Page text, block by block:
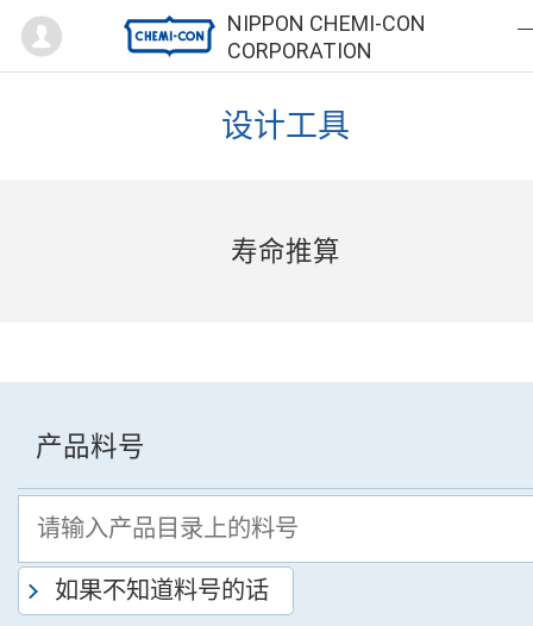
NIPPON CHEMI-CON
CORPORATION
Mypage
设计工具
寿命推算
产品料号
如果不知道料号的话